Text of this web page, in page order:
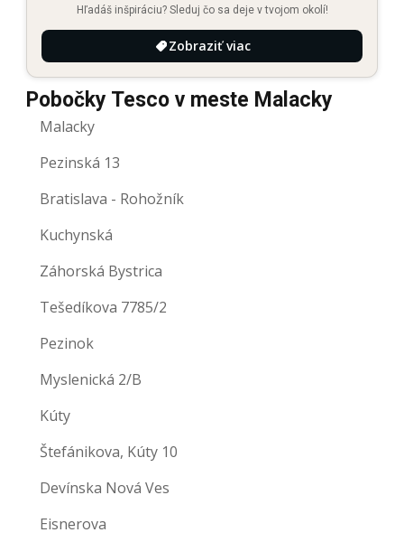
Hľadáš inšpiráciu? Sleduj čo sa deje v tvojom okolí!
Zobraziť viac
Pobočky Tesco v meste Malacky
Malacky
Pezinská 13
Bratislava - Rohožník
Kuchynská
Záhorská Bystrica
Tešedíkova 7785/2
Pezinok
Myslenická 2/B
Kúty
Štefánikova, Kúty 10
Devínska Nová Ves
Eisnerova